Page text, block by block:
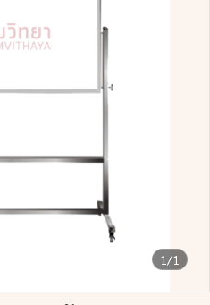
1/1